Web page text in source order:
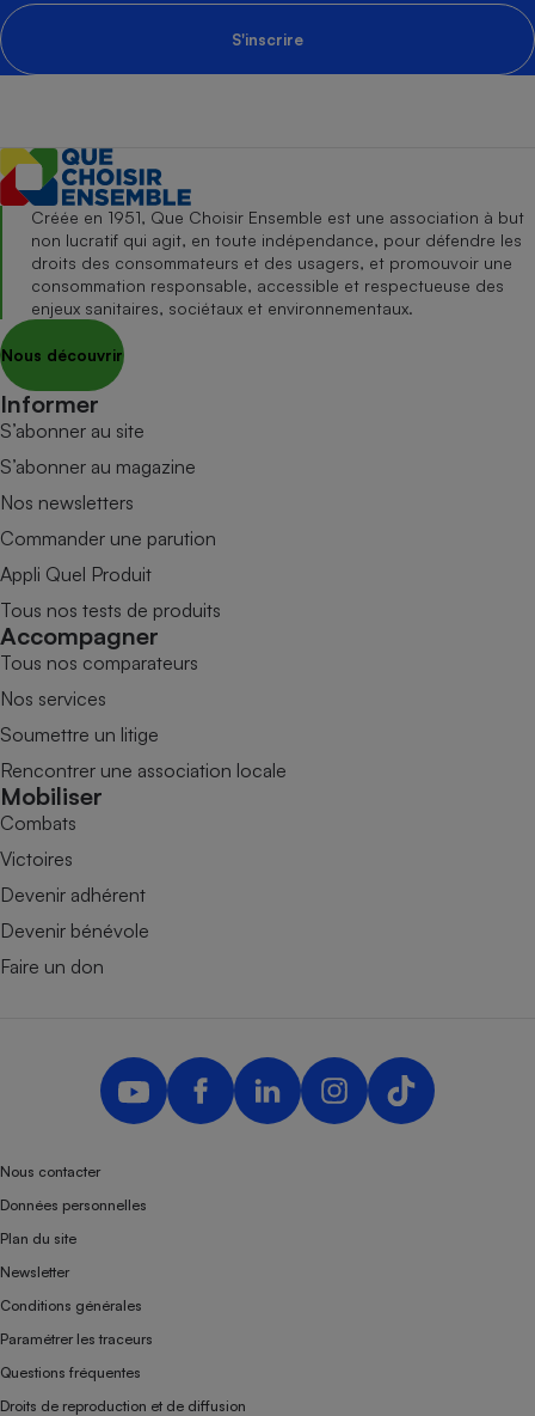
S'inscrire
Créée en 1951, Que Choisir Ensemble est une association à but
non lucratif qui agit, en toute indépendance, pour défendre les
droits des consommateurs et des usagers, et promouvoir une
consommation responsable, accessible et respectueuse des
enjeux sanitaires, sociétaux et environnementaux.
Nous découvrir
Informer
S’abonner au site
S’abonner au magazine
Nos newsletters
Commander une parution
Appli Quel Produit
Tous nos tests de produits
Accompagner
Tous nos comparateurs
Nos services
Soumettre un litige
Rencontrer une association locale
Mobiliser
Combats
Victoires
Devenir adhérent
Devenir bénévole
Faire un don
Nous contacter
Données personnelles
Plan du site
Newsletter
Conditions générales
Paramétrer les traceurs
Questions fréquentes
Droits de reproduction et de diffusion